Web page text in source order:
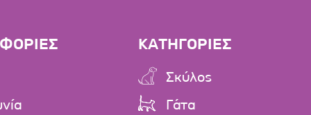
ΚΑΤΗΓΟΡΙΕΣ
Σκύλος
Γάτα